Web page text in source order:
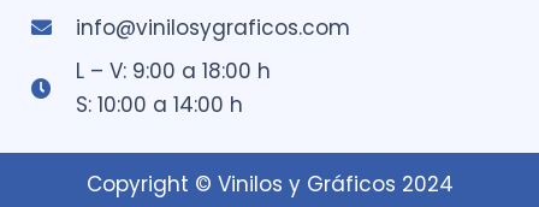
info@vinilosygraficos.com
L – V: 9:00 a 18:00 h
S: 10:00 a 14:00 h
Copyright © Vinilos y Gráficos 2024